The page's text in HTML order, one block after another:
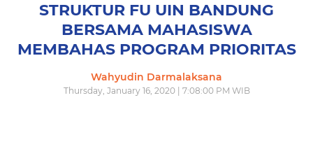
STRUKTUR FU UIN BANDUNG
BERSAMA MAHASISWA
MEMBAHAS PROGRAM PRIORITAS
Wahyudin Darmalaksana
Thursday, January 16, 2020 | 7:08:00 PM WIB